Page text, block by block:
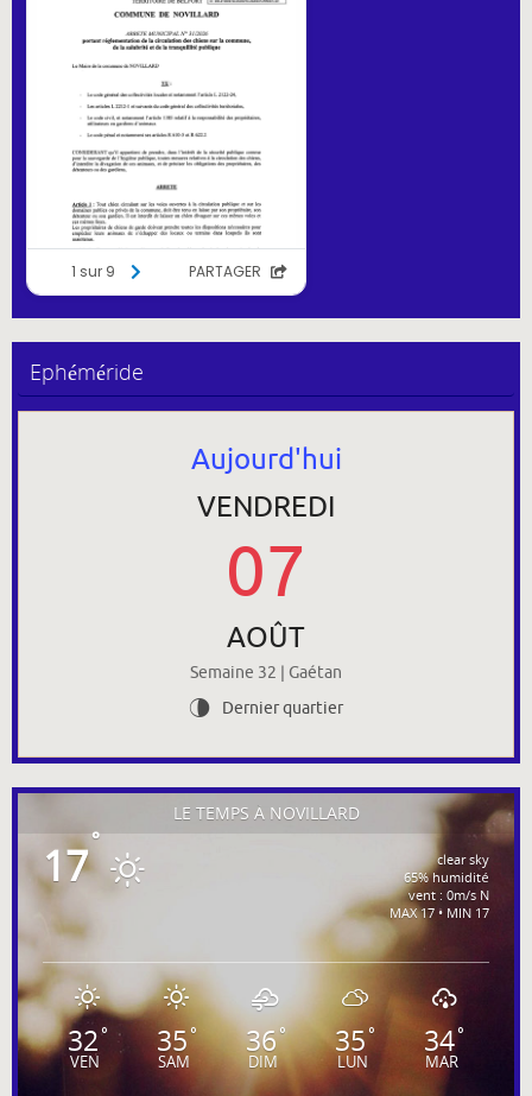
Ephéméride
Aujourd'hui
VENDREDI
07
AOÛT
Semaine 32 | Gaétan
U Dernier quartier
LE TEMPS À NOVILLARD
17°
clear sky
65% humidité
vent : 0m/s N
MAX 17 • MIN 17
32°
VEN
35°
SAM
36°
DIM
35°
LUN
34°
MAR